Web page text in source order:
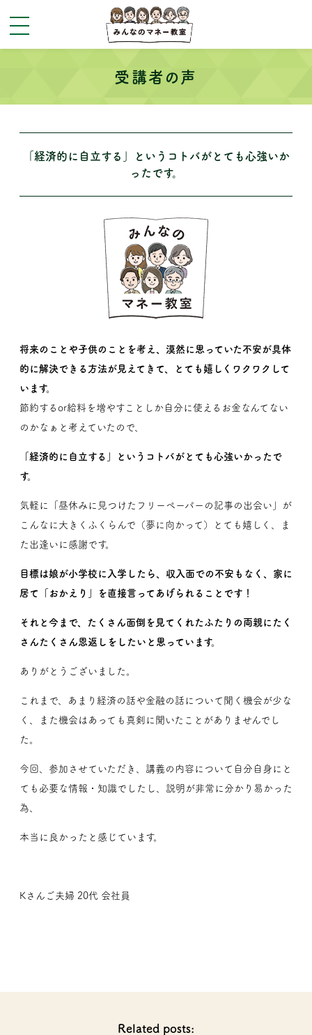
toggle
受講者の声
「経済的に自立する」というコトバがとても心強いか
ったです。
将来のことや子供のことを考え、漠然に思っていた不安が具体
的に解決できる方法が見えてきて、とても嬉しくワクワクして
います。
節約するor給料を増やすことしか自分に使えるお金なんてない
のかなぁと考えていたので、
「経済的に自立する」というコトバがとても心強いかったで
す。
気軽に「昼休みに見つけたフリーペーパーの記事の出会い」が
こんなに大きくふくらんで（夢に向かって）とても嬉しく、ま
た出逢いに感謝です。
目標は娘が小学校に入学したら、収入面での不安もなく、家に
居て「おかえり」を直接言ってあげられることです！
それと今まで、たくさん面倒を見てくれたふたりの両親にたく
さんたくさん恩返しをしたいと思っています。
ありがとうございました。
これまで、あまり経済の話や金融の話について聞く機会が少な
く、また機会はあっても真剣に聞いたことがありませんでし
た。
今回、参加させていただき、講義の内容について自分自身にと
ても必要な情報・知識でしたし、説明が非常に分かり易かった
為、
本当に良かったと感じています。
Kさんご夫婦 20代 会社員
Related posts: